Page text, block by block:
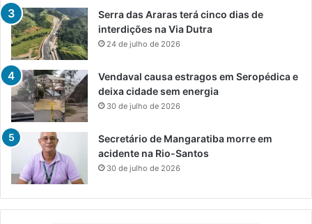
Serra das Araras terá cinco dias de
interdições na Via Dutra
24 de julho de 2026
Vendaval causa estragos em Seropédica e
deixa cidade sem energia
30 de julho de 2026
Secretário de Mangaratiba morre em
acidente na Rio-Santos
30 de julho de 2026